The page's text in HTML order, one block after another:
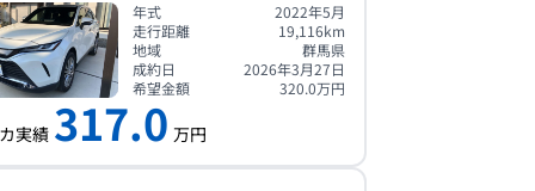
年式
2022年5月
走行距離
19,116km
地域
群馬県
成約日
2026年3月27日
希望金額
320.0万円
実績 317.0 万円